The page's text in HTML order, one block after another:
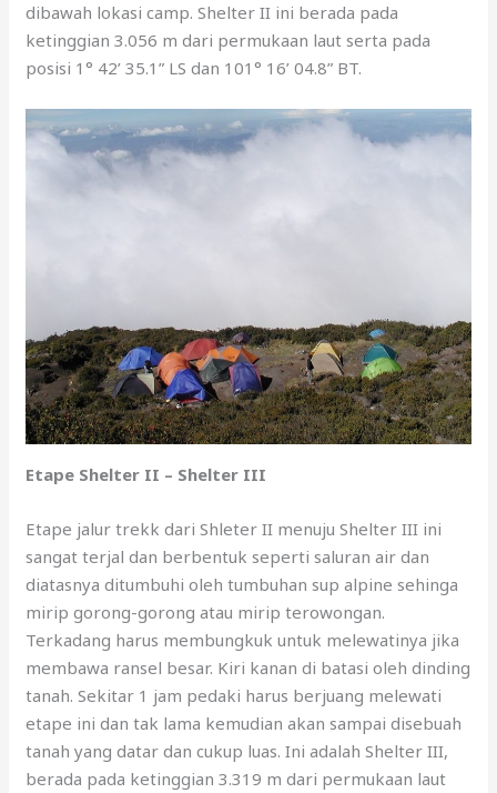
dibawah lokasi camp. Shelter II ini berada pada
ketinggian 3.056 m dari permukaan laut serta pada
posisi 1° 42’ 35.1” LS dan 101° 16’ 04.8” BT.
Etape Shelter II – Shelter III
Etape jalur trekk dari Shleter II menuju Shelter III ini
sangat terjal dan berbentuk seperti saluran air dan
diatasnya ditumbuhi oleh tumbuhan sup alpine sehinga
mirip gorong-gorong atau mirip terowongan.
Terkadang harus membungkuk untuk melewatinya jika
membawa ransel besar. Kiri kanan di batasi oleh dinding
tanah. Sekitar 1 jam pedaki harus berjuang melewati
etape ini dan tak lama kemudian akan sampai disebuah
tanah yang datar dan cukup luas. Ini adalah Shelter III,
berada pada ketinggian 3.319 m dari permukaan laut